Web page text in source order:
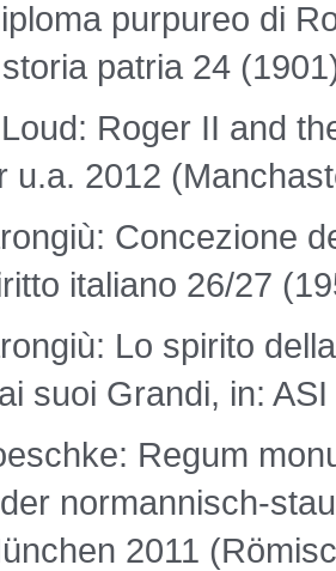
purpureo di
patria 24
Roger II and
u.a. 2012
Concezione
italiano 26/27
Lo spirito
suoi Grandi, in:
Regum
normannisch-
2011